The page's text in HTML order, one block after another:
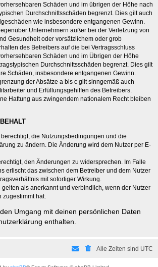
Schäden und im übrigen der Höhe nach
Durchschnittsschäden begrenzt. Dies gilt auch
wie insbesondere entgangenen Gewinn.
Unternehmern außer bei der Verletzung von
Gesundheit oder vorsätzlichem oder grob
des Betreibers auf die bei Vertragsschluss
Schäden und im Übrigen der Höhe
Durchschnittsschäden begrenzt. Dies gilt
Schäden, insbesondere entgangenen Gewinn.
der Absätze a bis c gilt sinngemäß auch
und Erfüllungsgehilfen des Betreibers.
Haftung aus zwingendem nationalem Recht bleiben
berechtigt, die Nutzungsbedingungen und die
zu ändern. Die Änderung wird dem Nutzer per E-
den Änderungen zu widersprechen. Im Falle
erlischt das zwischen dem Betreiber und dem Nutzer
mit sofortiger Wirkung.
gelten als anerkannt und verbindlich, wenn der Nutzer
zugestimmt hat.
Umgang mit deinen persönlichen Daten
enthalten.
Alle Zeiten sind UTC